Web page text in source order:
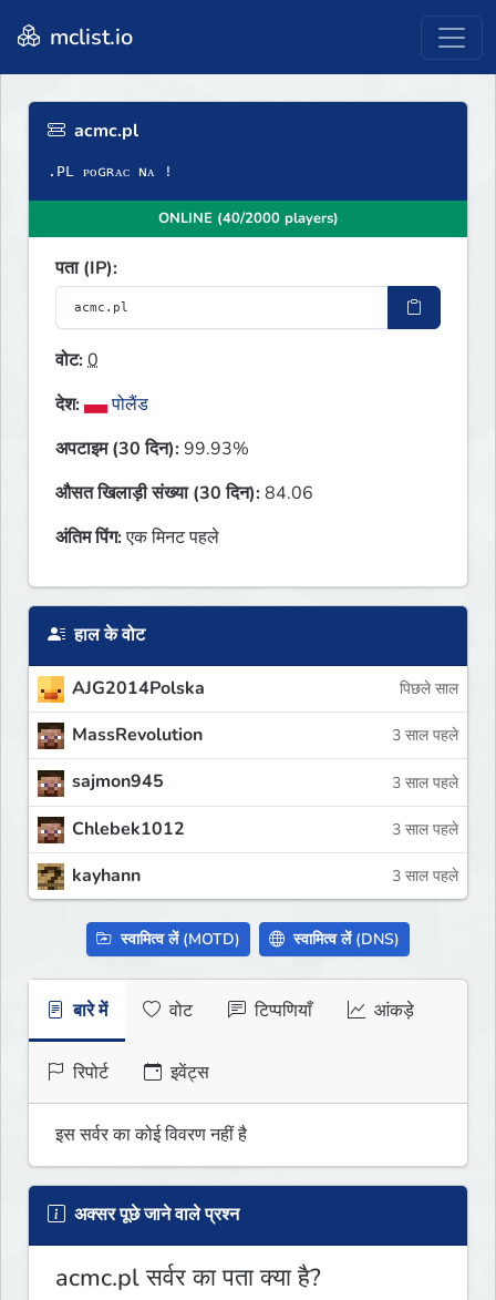
mclist.io
acmc.pl
ONLINE (40/2000 players)
पता (IP):
वोट:0
देश:
पोलैंड
अपटाइम (30 दिन):99.93%
औसत खिलाड़ी संख्या (30 दिन):84.06
अंतिम पिंग:एक मिनट पहले
हाल के वोट
AJG2014Polska पिछले साल
MassRevolution 3 साल पहले
sajmon945 3 साल पहले
Chlebek1012 3 साल पहले
kayhann 3 साल पहले
स्वामित्व लें (MOTD) स्वामित्व लें (DNS)
बारे में वोट टिप्पणियाँ आंकड़े
रिपोर्ट इवेंट्स
इस सर्वर का कोई विवरण नहीं है
अक्सर पूछे जाने वाले प्रश्न
acmc.pl सर्वर का पता क्या है?